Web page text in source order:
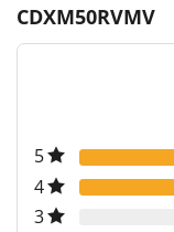
CDXM50RVMV
5
4
3